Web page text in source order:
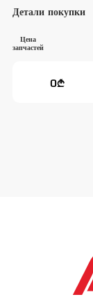
Детали покупки
Цена
запчастей
0